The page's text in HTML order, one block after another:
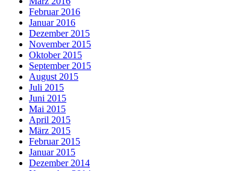
Februar 2016
Januar 2016
Dezember 2015
November 2015
Oktober 2015
September 2015
August 2015
Juli 2015
Juni 2015
Mai 2015
April 2015
März 2015
Februar 2015
Januar 2015
Dezember 2014